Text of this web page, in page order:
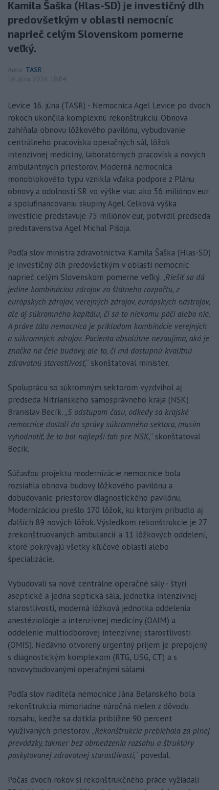
Kamila Šaška (Hlas-SD) je investičný dlh
predovšetkým v oblasti nemocníc
naprieč celým Slovenskom pomerne
veľký.
Autor TASR
16. júna 2026 18:04
Levice 16. júna (TASR) - Nemocnica Agel Levice po dvoch
rokoch ukončila komplexnú rekonštrukciu. Obnova
zahŕňala obnovu lôžkového pavilónu, vybudovanie
centrálneho pracoviska operačných sál, lôžok
intenzívnej medicíny, laboratórnych pracovísk a nových
ambulantných priestorov. Moderná nemocnica
monoblokovéto typu vznikla vďaka podpore z Plánu
obnovy a odolnosti SR vo výške viac ako 56 miliónov eur
a spolufinancovaniu skupiny Agel. Celková výška
investície predstavuje 75 miliónov eur, potvrdil predseda
predstavenstva Agel Michal Pišoja.
Podľa slov ministra zdravotníctva Kamila Šaška (Hlas-SD)
je investičný dlh predovšetkým v oblasti nemocníc
naprieč celým Slovenskom pomerne veľký. „Riešiť sa dá
jedine kombináciou zdrojov zo štátneho rozpočtu, z
európskych zdrojov, verejných zdrojov, európskych nástrojov,
ale aj súkromného kapitálu, či sa to niekomu páči alebo nie.
A práve táto nemocnica je príkladom kombinácie verejných
a súkromných zdrojov. Pacienta absolútne nezaujíma, aká je
značka na čele budovy, ale to, či má dostupnú kvalitnú
zdravotnú starostlivosť,“ skonštatoval minister.
Spoluprácu so súkromným sektorom vyzdvihol aj
predseda Nitrianskeho samosprávneho kraja (NSK)
Branislav Becík. „S odstupom času, odkedy sa krajské
nemocnice dostali do správy súkromného sektora, musím
vyhodnotiť, že to bol najlepší ťah pre NSK,“ skonštatoval
Becík.
Súčasťou projektu modernizácie nemocnice bola
rozsiahla obnova budovy lôžkového pavilónu a
dobudovanie priestorov diagnostického pavilónu.
Modernizáciou prešlo 170 lôžok, ku ktorým pribudlo aj
ďalších 89 nových lôžok. Výsledkom rekonštrukcie je 27
zrekonštruovaných ambulancií a 11 lôžkových oddelení,
ktoré pokrývajú všetky kľúčové oblasti alebo
špecializácie.
Vybudovali sa nové centrálne operačné sály - štyri
aseptické a jedna septická sála, jednotka intenzívnej
starostlivosti, moderná lôžková jednotka oddelenia
anestéziológie a intenzívnej medicíny (OAIM) a
oddelenie multiodborovej intenzívnej starostlivosti
(OMIS). Nedávno otvorený urgentný príjem je prepojený
s diagnostickým komplexom (RTG, USG, CT) a s
novovybudovanými operačnými sálami.
Podľa slov riaditeľa nemocnice Jána Belanského bola
rekonštrukcia mimoriadne náročná nielen z dôvodu
rozsahu, keďže sa dotkla približne 90 percent
využívaných priestorov. „Rekonštrukcia prebiehala za plnej
prevádzky, takmer bez obmedzenia rozsahu a štruktúry
poskytovanej zdravotnej starostlivosti,“ povedal.
Počas dvoch rokov si rekonštrukčného práce vyžiadali